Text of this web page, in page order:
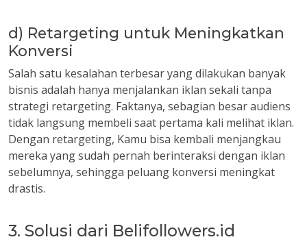
d) Retargeting untuk Meningkatkan
Konversi
Salah satu kesalahan terbesar yang dilakukan banyak
bisnis adalah hanya menjalankan iklan sekali tanpa
strategi retargeting. Faktanya, sebagian besar audiens
tidak langsung membeli saat pertama kali melihat iklan.
Dengan retargeting, Kamu bisa kembali menjangkau
mereka yang sudah pernah berinteraksi dengan iklan
sebelumnya, sehingga peluang konversi meningkat
drastis.
3. Solusi dari Belifollowers.id